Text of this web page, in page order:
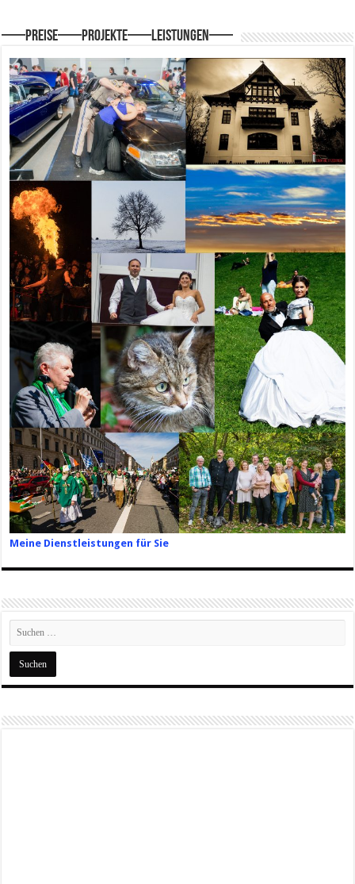
—–Preise—–Projekte—–Leistungen—–
Meine Dienstleistungen für Sie